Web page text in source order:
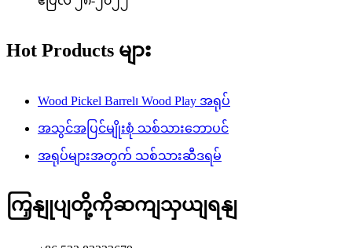
Hot Products များ
Wood Pickel Barrel၊ Wood Play အရုပ်
အသွင်အပြင်မျိုးစုံ သစ်သားဘောပင်
အရုပ်များအတွက် သစ်သားဆီဒရမ်
ကြှနျုပျတို့ကိုဆကျသှယျရနျ